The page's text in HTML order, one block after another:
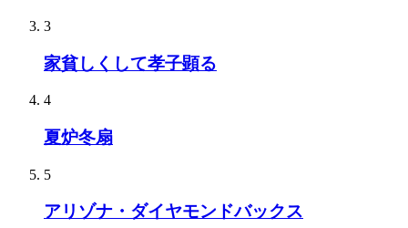
3
家貧しくして孝子顕る
4
夏炉冬扇
5
アリゾナ・ダイヤモンドバックス